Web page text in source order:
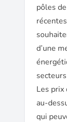
pôles
d’une
Les
au-
qui